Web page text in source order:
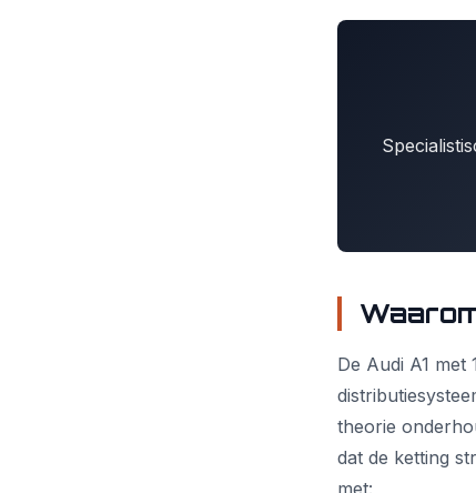
De Audi A1
theorie
dat de ketting
met: